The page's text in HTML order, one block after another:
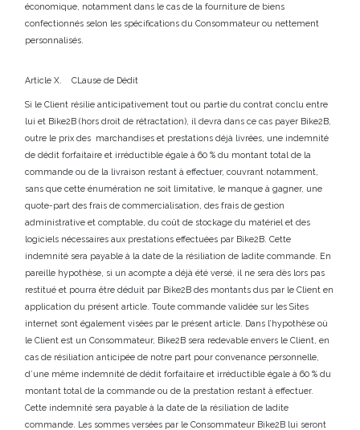
économique, notamment dans le cas de la fourniture de biens
confectionnés selon les spécifications du Consommateur ou nettement
personnalisés.
Article X. CLause de Dédit
Si le Client résilie anticipativement tout ou partie du contrat conclu entre
lui et Bike2B (hors droit de rétractation), il devra dans ce cas payer Bike2B,
outre le prix des marchandises et prestations déjà livrées, une indemnité
de dédit forfaitaire et irréductible égale à 60 % du montant total de la
commande ou de la livraison restant à effectuer, couvrant notamment,
sans que cette énumération ne soit limitative, le manque à gagner, une
quote-part des frais de commercialisation, des frais de gestion
administrative et comptable, du coût de stockage du matériel et des
logiciels nécessaires aux prestations effectuées par Bike2B. Cette
indemnité sera payable à la date de la résiliation de ladite commande. En
pareille hypothèse, si un acompte a déjà été versé, il ne sera dès lors pas
restitué et pourra être déduit par Bike2B des montants dus par le Client en
application du présent article. Toute commande validée sur les Sites
internet sont également visées par le présent article. Dans l’hypothèse où
le Client est un Consommateur, Bike2B sera redevable envers le Client, en
cas de résiliation anticipée de notre part pour convenance personnelle,
d’une même indemnité de dédit forfaitaire et irréductible égale à 60 % du
montant total de la commande ou de la prestation restant à effectuer.
Cette indemnité sera payable à la date de la résiliation de ladite
commande. Les sommes versées par le Consommateur Bike2B lui seront